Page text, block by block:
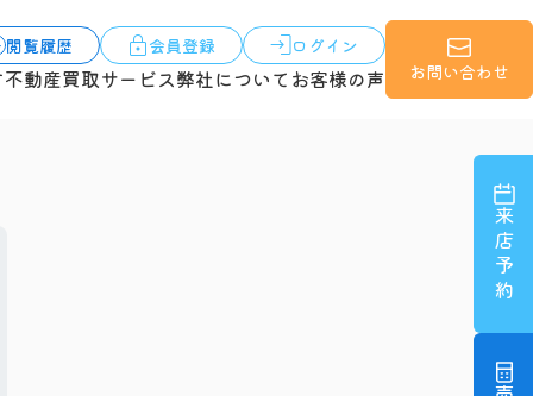
閲覧履歴 会員登録 ログイン
不動産買取サービス弊社について お客様の声 お問い合わせ
来店予約